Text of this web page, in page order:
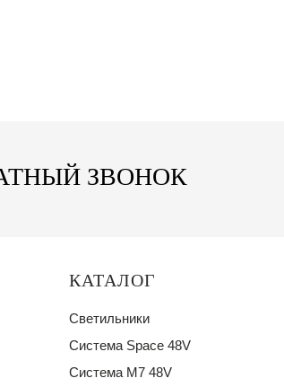
ЗВОНОК
КАТАЛОГ
Светильники
Система Space 48V
Система M7 48V